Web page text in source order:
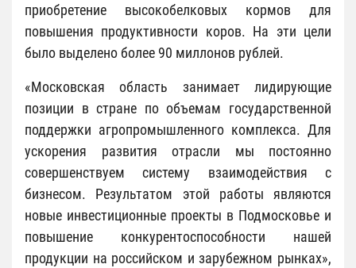
приобретение высокобелковых кормов для
повышения продуктивности коров. На эти цели
было выделено более 90 миллонов рублей.
«Московская область занимает лидирующие
позиции в стране по объемам государственной
поддержки агропромышленного комплекса. Для
ускорения развития отрасли мы постоянно
совершенствуем систему взаимодействия с
бизнесом. Результатом этой работы являются
новые инвестиционные проекты в Подмосковье и
повышение конкурентоспособности нашей
продукции на российском и зарубежном рынках»,